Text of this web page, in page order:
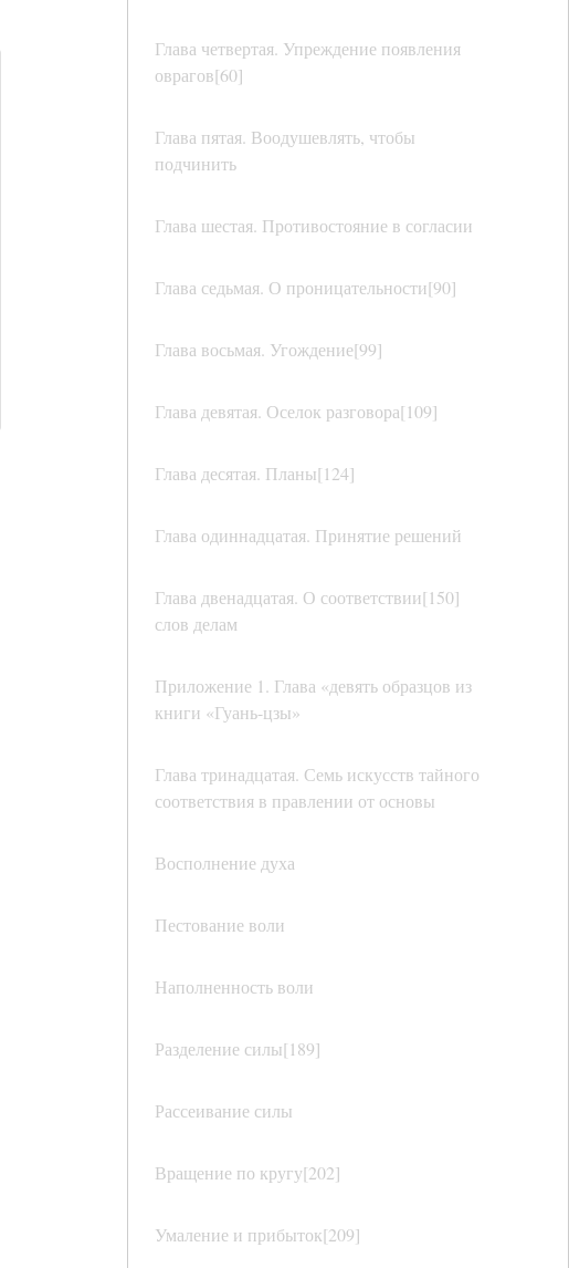
Глава четвертая. Упреждение появления
оврагов[60]
Глава пятая. Воодушевлять, чтобы
подчинить
Глава шестая. Противостояние в согласии
Глава седьмая. О проницательности[90]
Глава восьмая. Угождение[99]
Глава девятая. Оселок разговора[109]
Глава десятая. Планы[124]
Глава одиннадцатая. Принятие решений
Глава двенадцатая. О соответствии[150]
слов делам
Приложение 1. Глава «девять образцов из
книги «Гуань-цзы»
Глава тринадцатая. Семь искусств тайного
соответствия в правлении от основы
Восполнение духа
Пестование воли
Наполненность воли
Разделение силы[189]
Рассеивание силы
Вращение по кругу[202]
Умаление и прибыток[209]